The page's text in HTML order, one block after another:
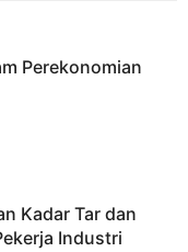
Perekonomian
Kadar Tar dan
Industri